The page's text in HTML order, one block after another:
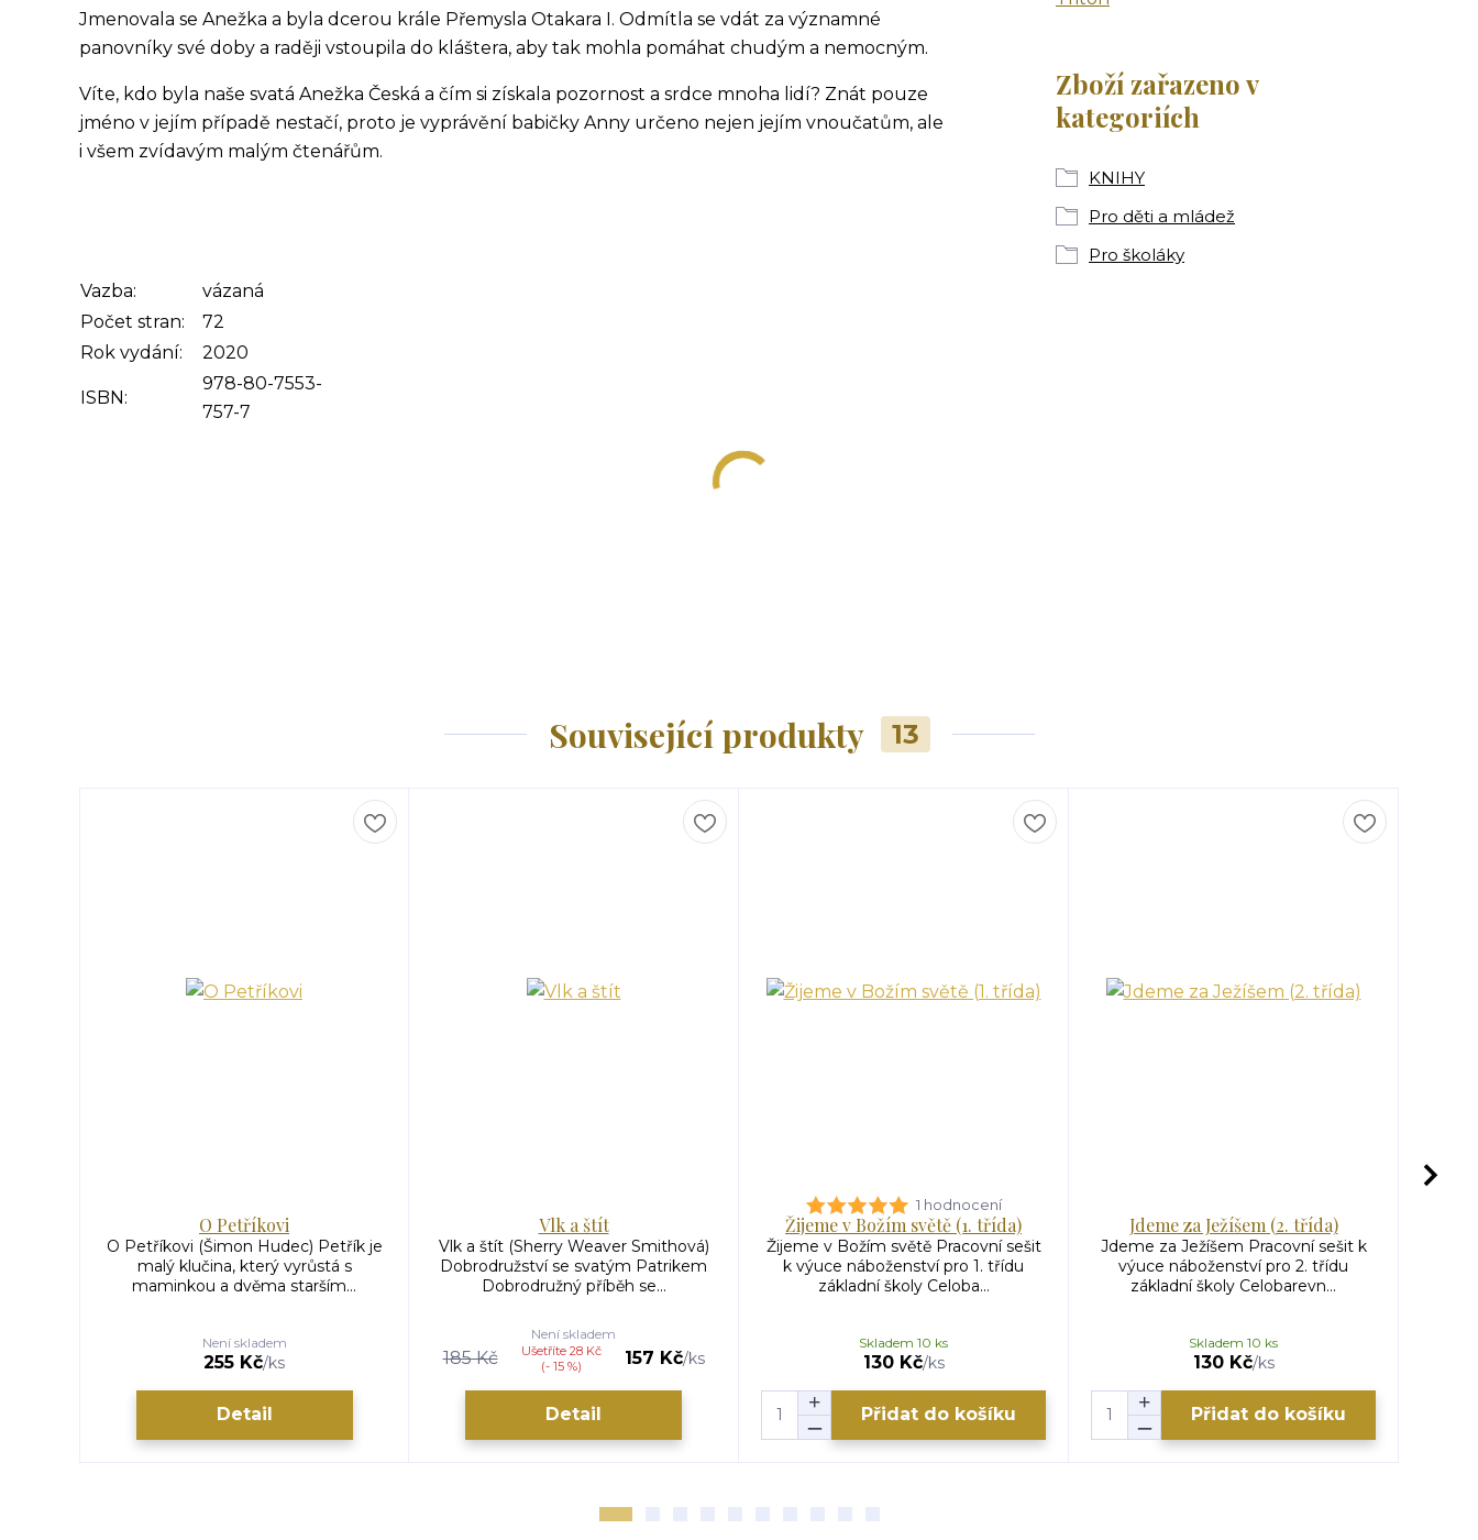
Jmenovala se Anežka a byla dcerou krále Přemysla Otakara I. Odmítla se vdát za významné
panovníky své doby a raději vstoupila do kláštera, aby tak mohla pomáhat chudým a nemocným.
Víte, kdo byla naše svatá Anežka Česká a čím si získala pozornost a srdce mnoha lidí? Znát pouze
jméno v jejím případě nestačí, proto je vyprávění babičky Anny určeno nejen jejím vnoučatům, ale
i všem zvídavým malým čtenářům.
Vazba:
vázaná
Počet stran:
72
Rok vydání:
2020
ISBN:
978-80-7553-
757-7
Zboží zařazeno v
kategoriích
KNIHY
Pro děti a mládež
Pro školáky
Související produkty 13
O Petříkovi
O Petříkovi (Šimon Hudec) Petřík je
malý klučina, který vyrůstá s
maminkou a dvěma starším...
255 Kč/ks
Není skladem
Detail
Vlk a štít
Vlk a štít (Sherry Weaver Smithová)
Dobrodružství se svatým Patrikem
Dobrodružný příběh se...
185 Kč
Ušetříte 28 Kč
(- 15 %)
157 Kč/ks
Není skladem
Detail
1 hodnocení
Žijeme v Božím světě (1. třída)
Žijeme v Božím světě Pracovní sešit
k výuce náboženství pro 1. třídu
základní školy Celoba...
130 Kč/ks
Skladem 10 ks
Přidat do košíku
Jdeme za Ježíšem (2. třída)
Jdeme za Ježíšem Pracovní sešit k
výuce náboženství pro 2. třídu
základní školy Celobarevn...
130 Kč/ks
Skladem 10 ks
Přidat do košíku